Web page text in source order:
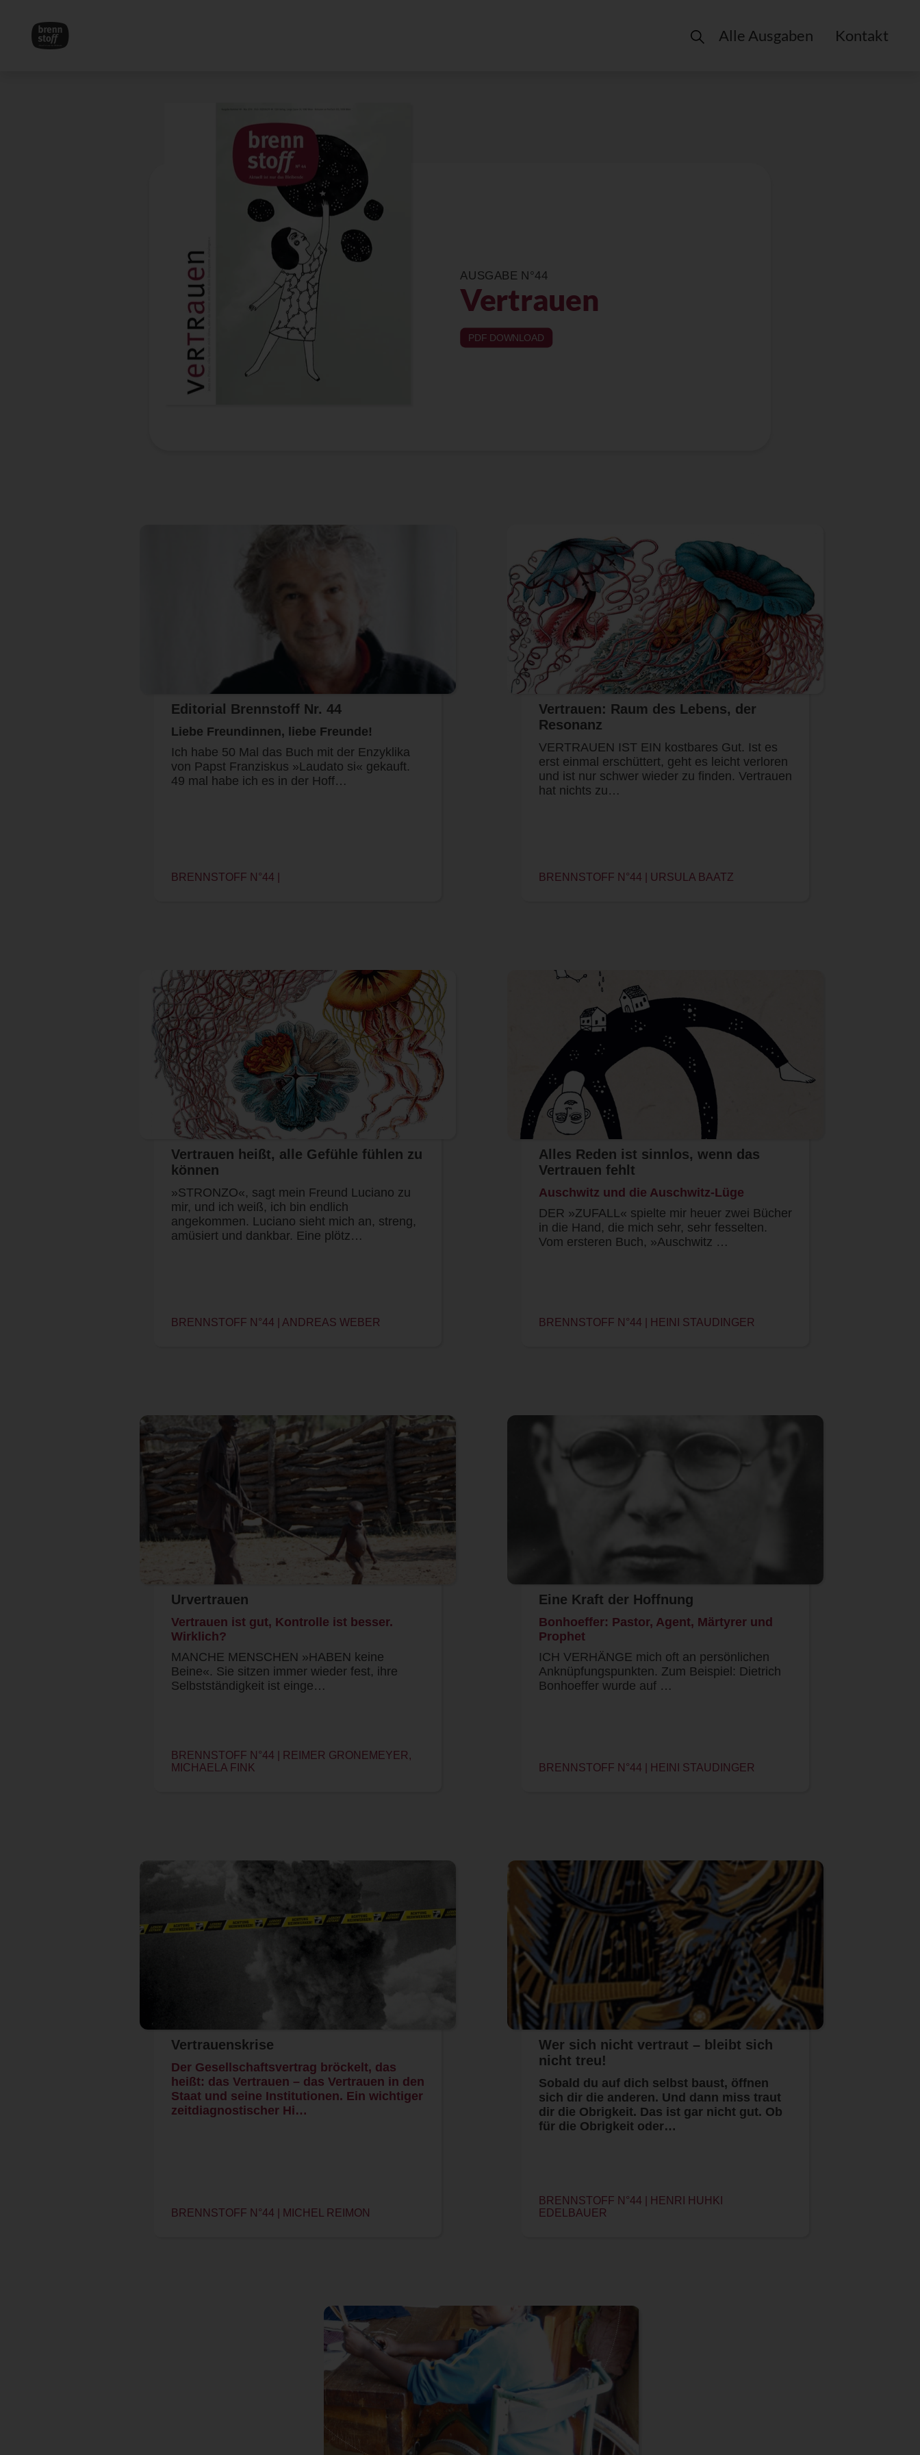
Alle Ausgaben Kontakt
AUSGABE N°44
Vertrauen
PDF DOWNLOAD
Editorial Brennstoff Nr. 44
Liebe Freundinnen, liebe Freunde!
Ich habe 50 Mal das Buch mit der Enzyklika
von Papst Franziskus »Laudato si« gekauft.
49 mal habe ich es in der Hoff…
BRENNSTOFF N°44 |
Vertrauen: Raum des Lebens, der
Resonanz
VERTRAUEN IST EIN kostbares Gut. Ist es
erst einmal erschüttert, geht es leicht verloren
und ist nur schwer wieder zu finden. Vertrauen
hat nichts zu…
BRENNSTOFF N°44 | URSULA BAATZ
Vertrauen heißt, alle Gefühle fühlen zu
können
»STRONZO«, sagt mein Freund Luciano zu
mir, und ich weiß, ich bin endlich
angekommen. Luciano sieht mich an, streng,
amüsiert und dankbar. Eine plötz…
BRENNSTOFF N°44 | ANDREAS WEBER
Alles Reden ist sinnlos, wenn das
Vertrauen fehlt
Auschwitz und die Auschwitz-Lüge
DER »ZUFALL« spielte mir heuer zwei Bücher
in die Hand, die mich sehr, sehr fesselten.
Vom ersteren Buch, »Auschwitz …
BRENNSTOFF N°44 | HEINI STAUDINGER
Urvertrauen
Vertrauen ist gut, Kontrolle ist besser.
Wirklich?
MANCHE MENSCHEN »HABEN keine
Beine«. Sie sitzen immer wieder fest, ihre
Selbstständigkeit ist einge…
BRENNSTOFF N°44 | REIMER GRONEMEYER,
MICHAELA FINK
Eine Kraft der Hoffnung
Bonhoeffer: Pastor, Agent, Märtyrer und
Prophet
ICH VERHÄNGE mich oft an persönlichen
Anknüpfungspunkten. Zum Beispiel: Dietrich
Bonhoeffer wurde auf …
BRENNSTOFF N°44 | HEINI STAUDINGER
Vertrauenskrise
Der Gesellschaftsvertrag bröckelt, das
heißt: das Vertrauen – das Vertrauen in den
Staat und seine Institutionen. Ein wichtiger
zeitdiagnostischer Hi…
BRENNSTOFF N°44 | MICHEL REIMON
Wer sich nicht vertraut – bleibt sich
nicht treu!
Sobald du auf dich selbst baust, öffnen
sich dir die anderen. Und dann miss traut
dir die Obrigkeit. Das ist gar nicht gut. Ob
für die Obrigkeit oder…
BRENNSTOFF N°44 | HENRI HUHKI
EDELBAUER